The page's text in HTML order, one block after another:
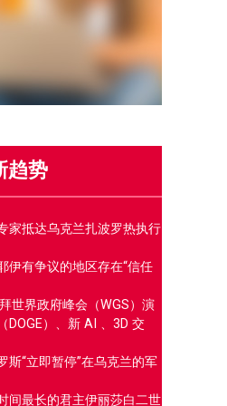
势
家抵达乌克兰扎波罗热执行
伊有争议的地区存在“信任
世界政府峰会（WGS）演
DOGE）、新 AI 、3D 交
斯“立即暂停”在乌克兰的军
间最长的君主伊丽莎白二世